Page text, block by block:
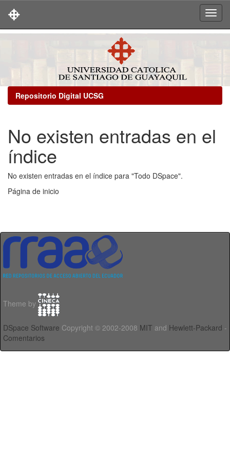
Repositorio Digital UCSG
No existen entradas en el
índice
No existen entradas en el índice para "Todo DSpace".
Página de inicio
Theme by
DSpace Software Copyright © 2002-2008 MIT and Hewlett-Packard -
Comentarios